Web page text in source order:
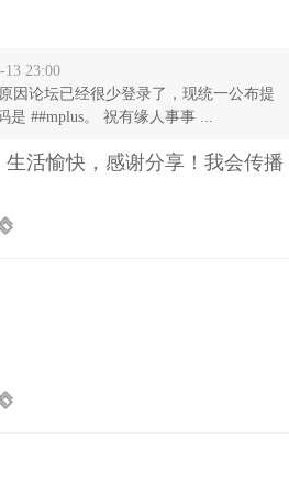
23:00
因论坛已经很少登录了，现统一公布提
##mplus。 祝有缘人事事 ...
活愉快，感谢分享！我会传播